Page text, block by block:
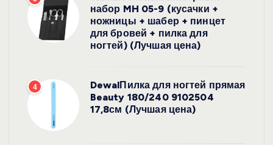
набор MH 05-9 (кусачки +
ножницы + шабер + пинцет
для бровей + пилка для
ногтей) (Лучшая цена)
4
DewalПилка для ногтей прямая
Beauty 180/240 9102504
17,8см (Лучшая цена)